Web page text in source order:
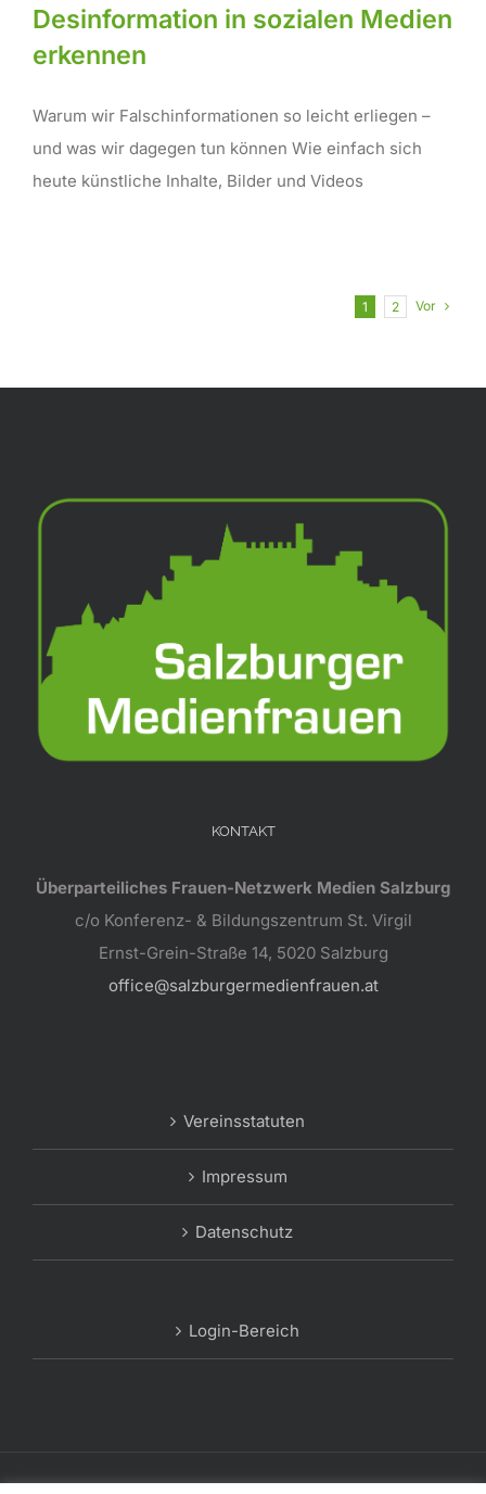
Desinformation in sozialen Medien
erkennen
Warum wir Falschinformationen so leicht erliegen –
und was wir dagegen tun können Wie einfach sich
heute künstliche Inhalte, Bilder und Videos
1 2 Vor
KONTAKT
Überparteiliches Frauen-Netzwerk Medien Salzburg
c/o Konferenz- & Bildungszentrum St. Virgil
Ernst-Grein-Straße 14, 5020 Salzburg
office@salzburgermedienfrauen.at
Vereinsstatuten
Impressum
Datenschutz
Login-Bereich